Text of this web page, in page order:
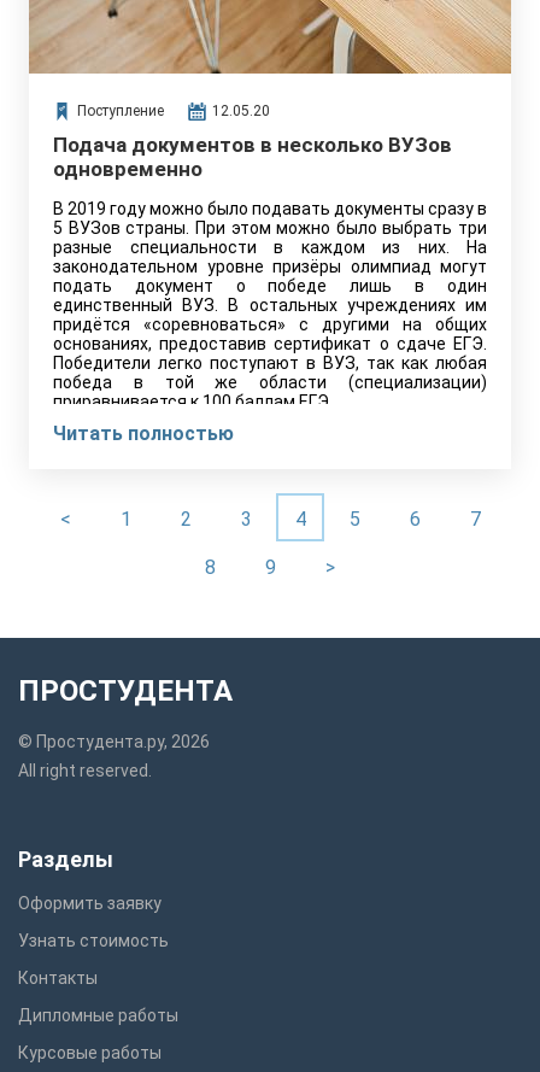
Поступление 12.05.20
Подача документов в несколько ВУЗов
одновременно
В 2019 году можно было подавать документы сразу в
5 ВУЗов страны. При этом можно было выбрать три
разные специальности в каждом из них. На
законодательном уровне призёры олимпиад могут
подать документ о победе лишь в один
единственный ВУЗ. В остальных учреждениях им
придётся «соревноваться» с другими на общих
основаниях, предоставив сертификат о сдаче ЕГЭ.
Победители легко поступают в ВУЗ, так как любая
победа в той же области (специализации)
приравнивается к 100 баллам ЕГЭ.
Читать полностью
< 1 2 3 4 5 6 7
8 9 >
ПРОСТУДЕНТА
© Простудента.ру, 2026
All right reserved.
Разделы
Оформить заявку
Узнать стоимость
Контакты
Дипломные работы
Курсовые работы